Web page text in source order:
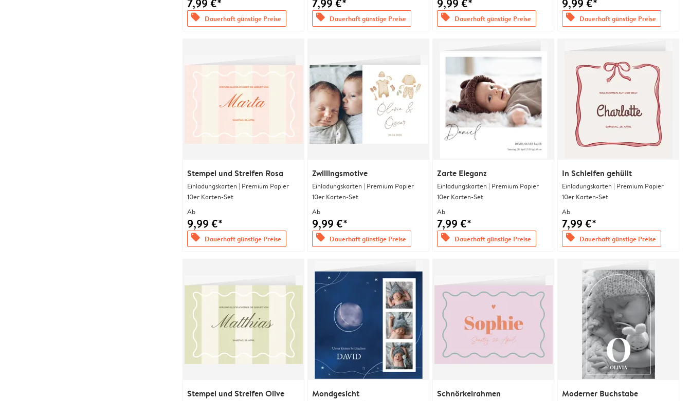
7,99 €*
offers Dauerhaft günstige Preise
7,99 €*
offers Dauerhaft günstige Preise
9,99 €*
offers Dauerhaft günstige Preise
9,99 €*
offers Dauerhaft günstige Preise
Stempel und Streifen Rosa
Einladungskarten | Premium Papier
10er Karten-Set
Ab
9,99 €*
offers Dauerhaft günstige Preise
Zwillingsmotive
Einladungskarten | Premium Papier
10er Karten-Set
Ab
9,99 €*
offers Dauerhaft günstige Preise
Zarte Eleganz
Einladungskarten | Premium Papier
10er Karten-Set
Ab
7,99 €*
offers Dauerhaft günstige Preise
In Schleifen gehüllt
Einladungskarten | Premium Papier
10er Karten-Set
Ab
7,99 €*
offers Dauerhaft günstige Preise
Stempel und Streifen Olive Mondgesicht Schnörkelrahmen Moderner Buchstabe